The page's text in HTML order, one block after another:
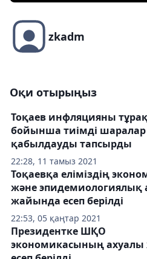
zkadm
Оқи отырыңыз
22:28, 11 тамыз 2021
Тоқаев инфляцияны
бойынша тиімді шаралар
қабылдауды тапсырды
22:53, 05 қаңтар 2021
Тоқаевқа еліміздің
және эпидемиологиялық
жайында есеп берілді
Президентке ШҚО
экономикасының